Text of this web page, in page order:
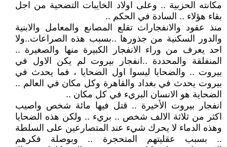
مكانته الحزبية .. وعلى اولاد الخايبات التضحية من اجل
بقاء هؤلاء .. السادة في الحكم ..
منذ عقود والانفجارات تقلع المصانع والمعامل والابنية
والدور السكنية من جذورها ..بسبب هذه الصراعات..ولا
احد يعرف من وراء الانفجار الكبيرة منها والصغيرة ..
المنفلقة والمحددة ..انفجار بيروت لم يكن الاول في
بيروت .. والضحايا ليسوا اول الضحايا ، فما يحدث في
بيروت يحدث في بغداد والقاهرة وكل مكان في العالم ..
الضحاية هو الانسان البريء في كل مكان ..
انفجار بيروت الأخيرة .. قتل فيها مائة شخص واصيب
اكثر من ثلاثة الالف شخص .. بريء .. ولكن هذه الضحايا
وهذه الدماء لا يحرك شيء عند المتصارعين على السلطة
.. بسبب عقليتهم المتحجرة .. وبوصلة فكرهم